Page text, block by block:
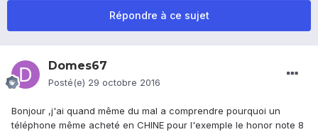
Répondre à ce sujet
Domes67
Posté(e) 29 octobre 2016
Bonjour ,j'ai quand même du mal a comprendre pourquoi un
téléphone même acheté en CHINE pour l'exemple le honor note 8